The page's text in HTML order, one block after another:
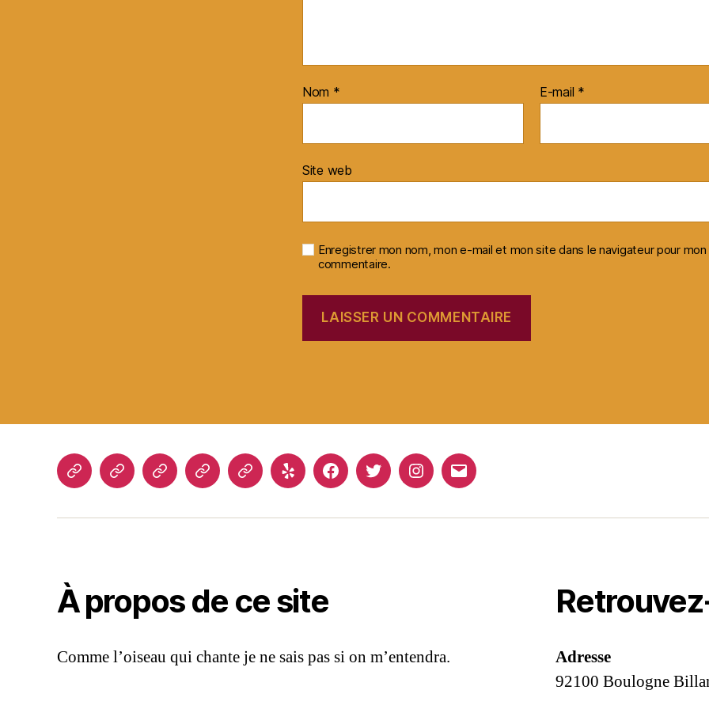
Nom * E-mail *
Site web
Enregistrer mon nom, mon e-mail et mon site dans le navigateur pour mon
commentaire.
La
devient
miroir
chacun
Blog
À
de
ContactPage Yelp FacebookTwitterInstagram
E-
À propos de ce site
Comme l’oiseau qui chante je ne sais pas si on m’entendra.
Adresse
92100 Boulogne